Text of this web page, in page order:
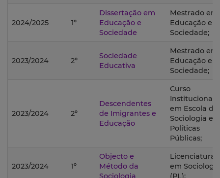
2024/2025 1º
Dissertação em
Educação e
Sociedade
Mestrado em
Educação e
Sociedade;
2023/2024 2º
Sociedade
Educativa
Mestrado em
Educação e
Sociedade;
2023/2024 2º
Descendentes
de Imigrantes e
Educação
Curso
Institucional
em Escola de
Sociologia e
Políticas
Públicas;
2023/2024 1º
Objecto e
Método da
Sociologia
Licenciatura
em Sociologia
(PL);